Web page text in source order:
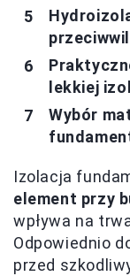
lekkiej
Wybór
Izolacja
element przy
wpływa na
Odpowiednio
przed